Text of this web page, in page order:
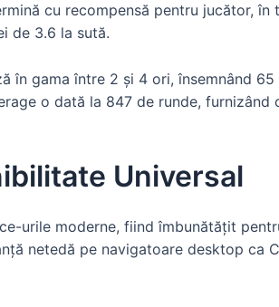
cu recompensă pentru jucător,
de 3.6 la sută.
în gama între 2 și 4 ori, însemnând
o dată la 847 de runde,
Universal
urile moderne, fiind îmbunătățit
netedă pe navigatoare desktop ca